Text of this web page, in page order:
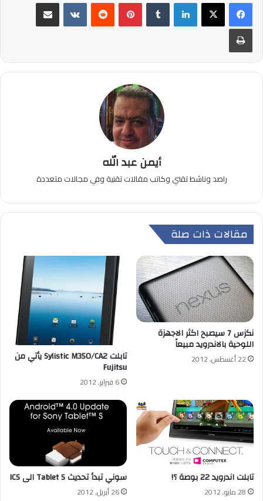
طباعة
أيمن عبد الله
راصد وناشط تقني وكاتب مقالات تقنية وفي مجالات متعددة
مقالات ذات صلة
نكزس 7 سيصبح اكثر الاجهزة
اللوحية بالاندرويد مبيعاً
22 أغسطس, 2012 تابلت Sylistic M350/CA2 يأتي من
Fujitsu
6 فبراير, 2012
تابلت اندرويد 22 بوصة ؟!
28 مايو, 2012
سوني تبدأ تحديث Tablet S الى ICS
26 أبريل, 2012